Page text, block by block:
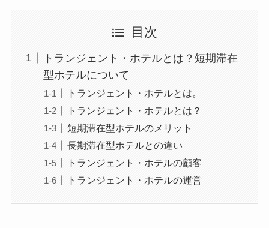
目次
トランジェント・ホテルとは？短期滞在
型ホテルについて
トランジェント・ホテルとは。
トランジェント・ホテルとは？
短期滞在型ホテルのメリット
長期滞在型ホテルとの違い
トランジェント・ホテルの顧客
トランジェント・ホテルの運営